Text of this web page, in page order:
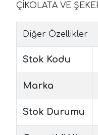
ÇİKOLATA VE
Diğer Özellikler
Stok Kodu
Marka
Stok Durumu